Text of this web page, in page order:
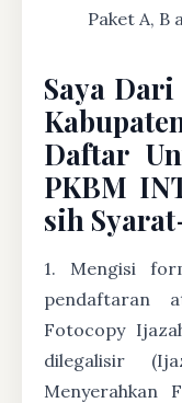
Paket A, B
Saya
Daftar
PKBM
sih
1. Mengisi
pendaftaran
Fotocopy
dilegalisir
Menyerahkan